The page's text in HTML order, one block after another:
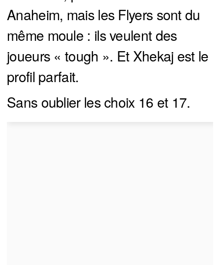
Anaheim, mais les Flyers sont du
même moule : ils veulent des
joueurs « tough ». Et Xhekaj est le
profil parfait.
Sans oublier les choix 16 et 17.